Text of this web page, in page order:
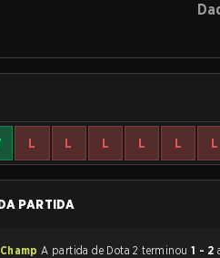
L L L L L L
PARTIDA
A partida de Dota 2 terminou 1 - 2